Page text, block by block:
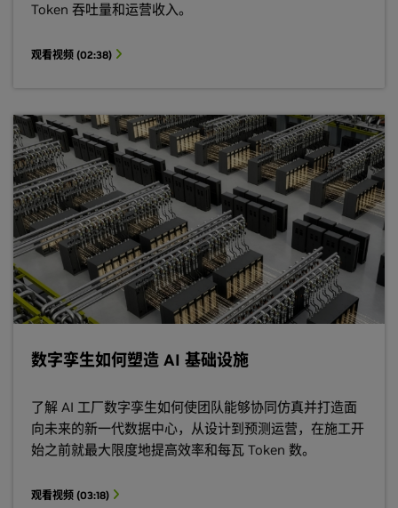
Token 吞吐量和运营收入。
观看视频 (02:38)
数字孪生如何塑造 AI 基础设施
了解 AI 工厂数字孪生如何使团队能够协同仿真并打造面
向未来的新一代数据中心，从设计到预测运营，在施工开
始之前就最大限度地提高效率和每瓦 Token 数。
观看视频 (03:18)